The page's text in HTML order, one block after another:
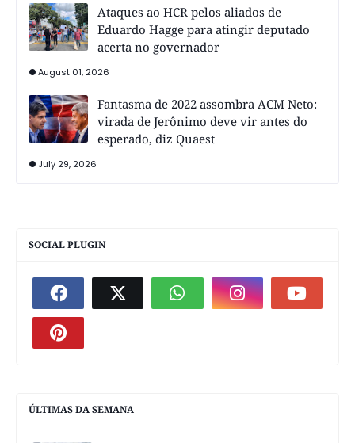
Ataques ao HCR pelos aliados de
Eduardo Hagge para atingir deputado
acerta no governador
August 01, 2026
Fantasma de 2022 assombra ACM Neto:
virada de Jerônimo deve vir antes do
esperado, diz Quaest
July 29, 2026
SOCIAL PLUGIN
ÚLTIMAS DA SEMANA